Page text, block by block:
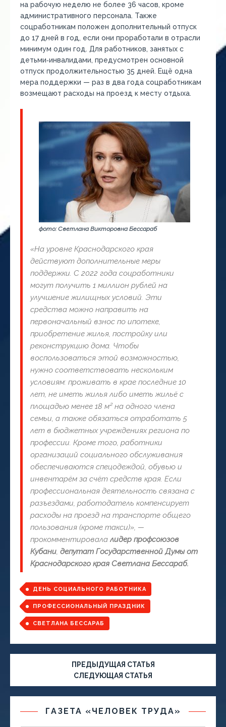
на рабочую неделю не более 36 часов, кроме
административного персонала. Также
соцработникам положен дополнительный отпуск
до 17 дней в год, если они проработали в отрасли
минимум один год. Для работников, занятых с
детьми‑инвалидами, предусмотрен основной
отпуск продолжительностью 35 дней. Ещё одна
мера поддержки — раз в два года соцработникам
возмещают расходы на проезд к месту отдыха.
фото: Светлана Викторовна Бессараб
«На уровне Краснодарского края
действуют дополнительные меры
поддержки. С 2022 года соцработники
могут получить 1 миллион рублей на
улучшение жилищных условий. Эти
средства можно направить на
первоначальный взнос по ипотеке,
приобретение жилья, постройку или
реконструкцию дома. Чтобы
воспользоваться этой возможностью,
нужно соответствовать нескольким
условиям: проживать в крае последние 10
лет, не иметь жилья либо иметь жильё с
площадью менее 18 м² на одного члена
семьи, а также обязаться отработать 5
лет в бюджетных учреждениях региона по
профессии. Кроме того, работники
организаций социального обслуживания
обеспечиваются спецодеждой, обувью и
инвентарём за счёт средств края. Если
профессиональная деятельность связана с
разъездами, работодатель компенсирует
расходы на проезд на транспорте общего
пользования (кроме такси)», —
прокомментировала лидер профсоюзов
Кубани, депутат Государственной Думы от
Краснодарского края Светлана Бессараб.
ДЕНЬ СОЦИАЛЬНОГО РАБОТНИКА
ПРОФЕССИОНАЛЬНЫЙ ПРАЗДНИК
СВЕТЛАНА БЕССАРАБ
ПРЕДЫДУЩАЯ СТАТЬЯ
СЛЕДУЮЩАЯ СТАТЬЯ
ГАЗЕТА «ЧЕЛОВЕК ТРУДА»